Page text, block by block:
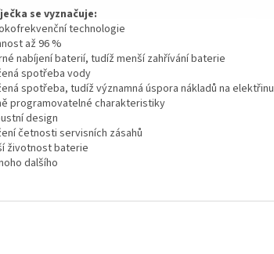
se vyznačuje:
technologie
až 96 %
nabíjení baterií, tudíž menší zahřívání baterie
spotřeba vody
spotřeba, tudíž významná úspora nákladů na elektřinu
programovatelné charakteristiky
design
četnosti servisních zásahů
životnost baterie
dalšího